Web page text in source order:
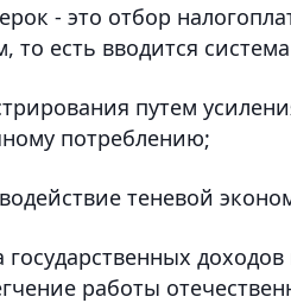
- это отбор
то есть вводится
путем
потреблению;
теневой
работы